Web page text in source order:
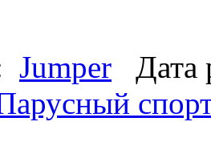
Jumper Дата